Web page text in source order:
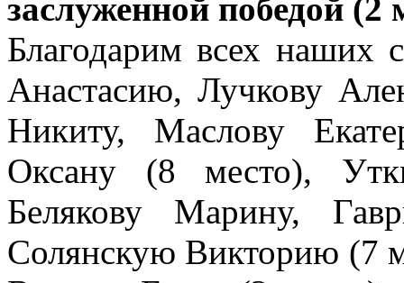
заслуженной победой (2
Благодарим всех наших
Анастасию, Лучкову
Никиту, Маслову
Оксану (8 место),
Белякову Марину,
Солянскую Викторию (7